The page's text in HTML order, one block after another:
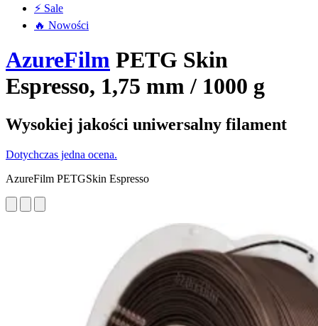
⚡ Sale
🔥 Nowości
AzureFilm PETG Skin
Espresso, 1,75 mm / 1000 g
Wysokiej jakości uniwersalny filament
Dotychczas jedna ocena.
AzureFilm PETGSkin Espresso